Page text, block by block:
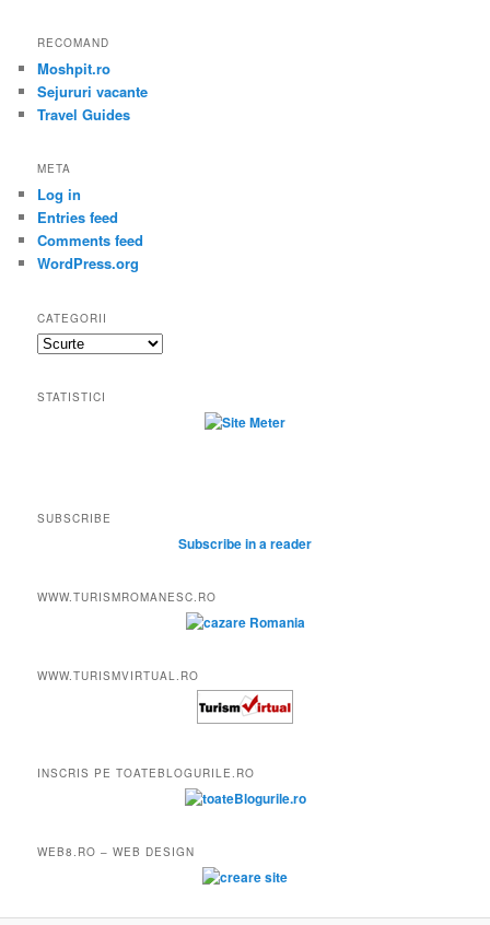
RECOMAND
Moshpit.ro
Sejururi vacante
Travel Guides
META
Log in
Entries feed
Comments feed
WordPress.org
CATEGORII
Categorii
STATISTICI
SUBSCRIBE
Subscribe in a reader
WWW.TURISMROMANESC.RO
WWW.TURISMVIRTUAL.RO
INSCRIS PE TOATEBLOGURILE.RO
WEB8.RO – WEB DESIGN